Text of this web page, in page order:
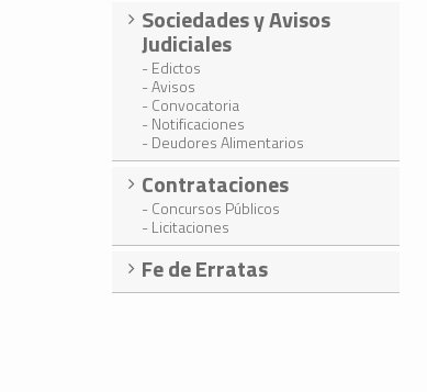
Sociedades y Avisos
Judiciales
- Edictos
- Avisos
- Convocatoria
- Notificaciones
- Deudores Alimentarios
Contrataciones
- Concursos Públicos
- Licitaciones
Fe de Erratas